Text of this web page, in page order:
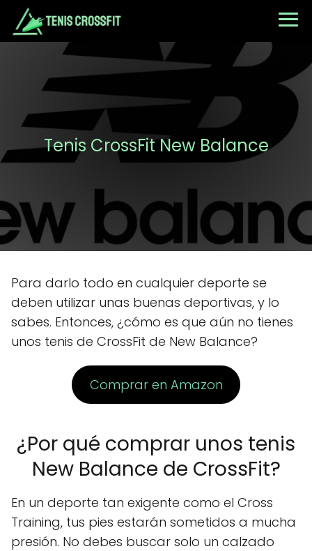
Tenis CrossFit New Balance
Para darlo todo en cualquier deporte se
deben utilizar unas buenas deportivas, y lo
sabes. Entonces, ¿cómo es que aún no tienes
unos tenis de CrossFit de New Balance?
Comprar en Amazon
¿Por qué comprar unos tenis
New Balance de CrossFit?
En un deporte tan exigente como el Cross
Training, tus pies estarán sometidos a mucha
presión. No debes buscar solo un calzado